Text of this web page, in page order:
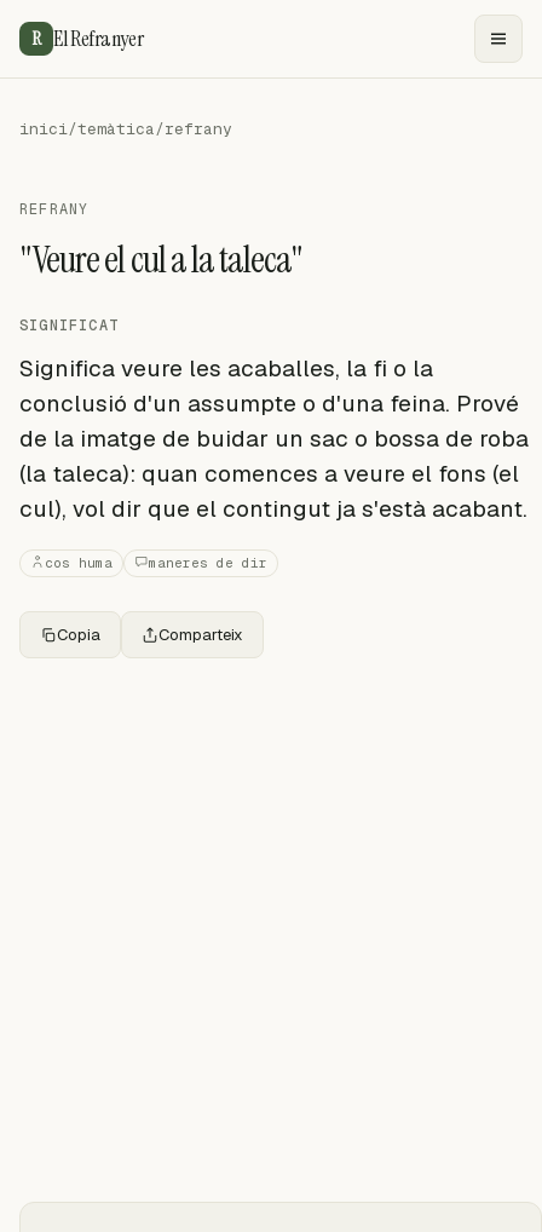
R El Refranyer
inici/temàtica/refrany
REFRANY
"Veure el cul a la taleca"
SIGNIFICAT
Significa veure les acaballes, la fi o la
conclusió d'un assumpte o d'una feina. Prové
de la imatge de buidar un sac o bossa de roba
(la taleca): quan comences a veure el fons (el
cul), vol dir que el contingut ja s'està acabant.
cos huma maneres de dir
Copia Comparteix